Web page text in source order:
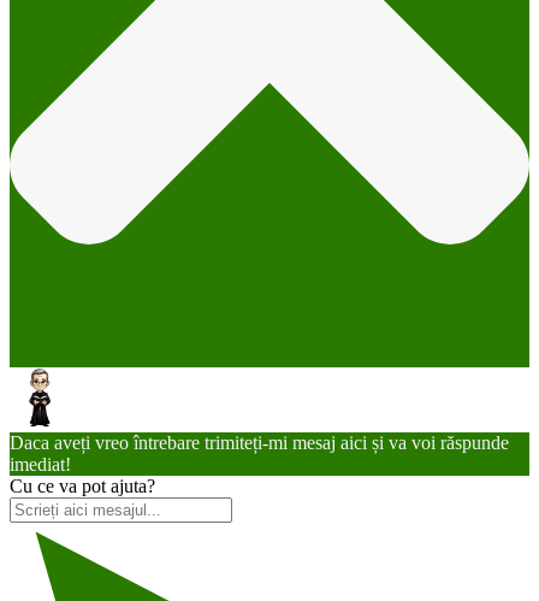
Daca aveți vreo întrebare trimiteți-mi mesaj aici și va voi răspunde
imediat!
Cu ce va pot ajuta?